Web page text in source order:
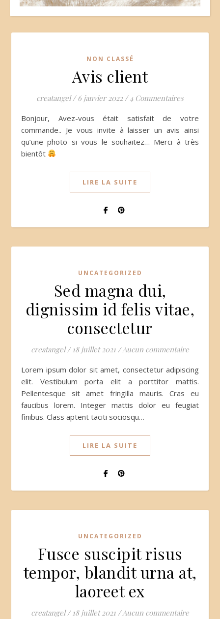
NON CLASSÉ
Avis client
creatangel / 6 janvier 2022 / 4 Commentaires
Bonjour, Avez-vous était satisfait de votre
commande.. Je vous invite à laisser un avis ainsi
qu’une photo si vous le souhaitez… Merci à très
bientôt
LIRE LA SUITE
UNCATEGORIZED
Sed magna dui,
dignissim id felis vitae,
consectetur
creatangel / 18 juillet 2021 / Aucun commentaire
Lorem ipsum dolor sit amet, consectetur adipiscing
elit. Vestibulum porta elit a porttitor mattis.
Pellentesque sit amet fringilla mauris. Cras eu
faucibus lorem. Integer mattis dolor eu feugiat
finibus. Class aptent taciti sociosqu…
LIRE LA SUITE
UNCATEGORIZED
Fusce suscipit risus
tempor, blandit urna at,
laoreet ex
creatangel / 18 juillet 2021 / Aucun commentaire